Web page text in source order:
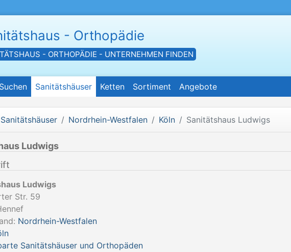
- Orthopädie
- ORTHOPÄDIE - UNTERNEHMEN FINDEN
Suchen Sanitätshäuser Ketten Sortiment Angebote
Sanitätshäuser Nordrhein-Westfalen Köln Sanitätshaus Ludwigs
Ludwigs
Ludwigs
Str. 59
Nordrhein-Westfalen
Sanitätshäuser und Orthopäden